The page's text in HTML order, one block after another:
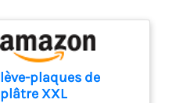
lève-plaques de
plâtre XXL